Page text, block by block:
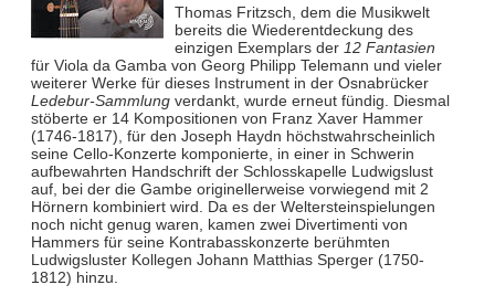
Thomas Fritzsch, dem die Musikwelt
bereits die Wiederentdeckung des
einzigen Exemplars der 12 Fantasien
für Viola da Gamba von Georg Philipp Telemann und vieler
weiterer Werke für dieses Instrument in der Osnabrücker
Ledebur-Sammlungverdankt, wurde erneut fündig. Diesmal
stöberte er 14 Kompositionen von Franz Xaver Hammer
(1746-1817), für den Joseph Haydn höchstwahrscheinlich
seine Cello-Konzerte komponierte, in einer in Schwerin
aufbewahrten Handschrift der Schlosskapelle Ludwigslust
auf, bei der die Gambe originellerweise vorwiegend mit 2
Hörnern kombiniert wird. Da es der Weltersteinspielungen
noch nicht genug waren, kamen zwei Divertimenti von
Hammers für seine Kontrabasskonzerte berühmten
Ludwigsluster Kollegen Johann Matthias Sperger (1750-
1812) hinzu.